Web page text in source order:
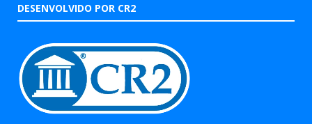
DESENVOLVIDO POR CR2